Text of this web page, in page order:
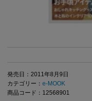
発売日：2011年8月9日
カテゴリー： e-MOOK
商品コード：12568901